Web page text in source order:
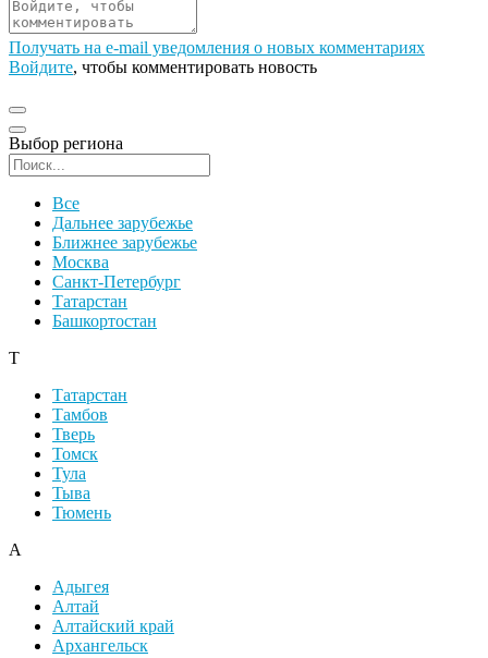
Получать на e‑mail уведомления о новых комментариях
Войдите, чтобы комментировать новость
Выбор региона
Все
Дальнее зарубежье
Ближнее зарубежье
Москва
Санкт-Петербург
Татарстан
Башкортостан
Т
Татарстан
Тамбов
Тверь
Томск
Тула
Тыва
Тюмень
А
Адыгея
Алтай
Алтайский край
Архангельск